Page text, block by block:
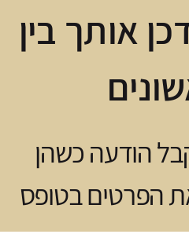
אותך בין
הודעה כשהן
הפרטים בטופס